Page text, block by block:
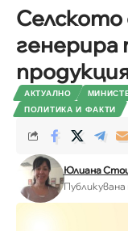
генерира
АКТУАЛНО
ПОЛИТИКА И ФАКТИ
Юлиана
Публикувана